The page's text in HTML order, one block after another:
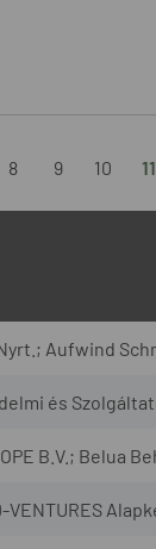
8 9 10 11
Aufwind
és
B.V.; Belua